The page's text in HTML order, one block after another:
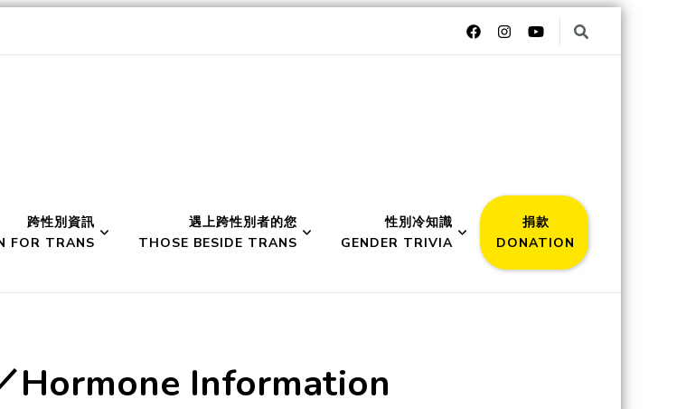
跨性別資訊
FOR TRANS
遇上跨性別者的您
THOSE BESIDE TRANS
性別冷知識
GENDER TRIVIA
捐款
DONATION
Hormone Information